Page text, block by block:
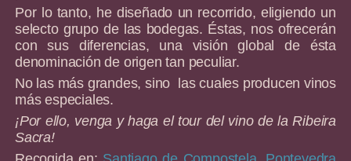
Por lo tanto, he diseñado un recorrido, eligiendo un
selecto grupo de las bodegas. Éstas, nos ofrecerán
con sus diferencias, una visión global de ésta
denominación de origen tan peculiar.
No las más grandes, sino las cuales producen vinos
más especiales.
¡Por ello, venga y haga el tour del vino de la Ribeira
Sacra!